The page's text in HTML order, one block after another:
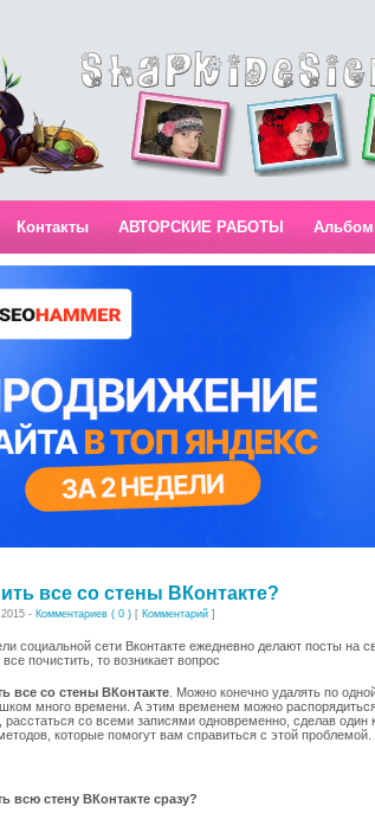
Контакты АВТОРСКИЕ РАБОТЫ
все со стены ВКонтакте?
- Комментариев ( 0 ) [ Комментарий ]
социальной сети Вконтакте ежедневно делают посты на
почистить, то возникает вопрос
все со стены ВКонтакте . Можно конечно удалять по
много времени. А этим временем можно
со всеми записями одновременно, сделав один
которые помогут вам справиться с этой проблемой.
всю стену ВКонтакте сразу?